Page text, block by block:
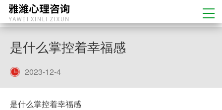
是什么掌控着幸福感
2023-12-4
是什么掌控着幸福感